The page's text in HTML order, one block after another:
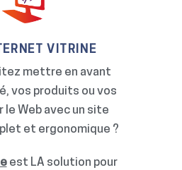
VITRINE
mettre en avant
vos produits ou vos
le Web avec un site
et ergonomique ?
est LA solution pour